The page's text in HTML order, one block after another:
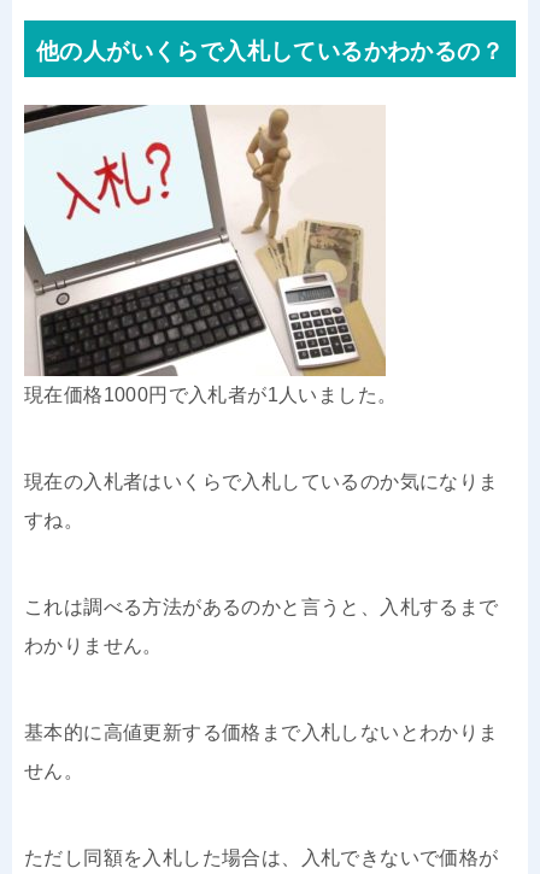
他の人がいくらで入札しているかわかるの？
現在価格1000円で入札者が1人いました。
現在の入札者はいくらで入札しているのか気になりま
すね。
これは調べる方法があるのかと言うと、入札するまで
わかりません。
基本的に高値更新する価格まで入札しないとわかりま
せん。
ただし同額を入札した場合は、入札できないで価格が